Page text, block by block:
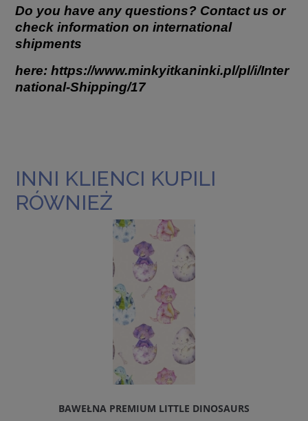
Do you have any questions? Contact us or
check information on international
shipments
here: https://www.minkyitkaninki.pl/pl/i/Inter
national-Shipping/17
INNI KLIENCI KUPILI
RÓWNIEŻ
BAWEŁNA PREMIUM LITTLE DINOSAURS